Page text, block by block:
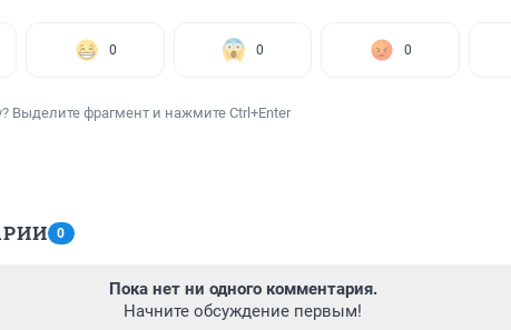
0 0 0
Выделите фрагмент и нажмите Ctrl+Enter
0
Пока нет ни одного комментария.
Начните обсуждение первым!